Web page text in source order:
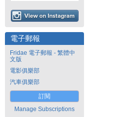
電子郵報
Fridae 電子郵報 - 繁體中
文版
電影俱樂部
汽車俱樂部
訂閱
Manage Subscriptions